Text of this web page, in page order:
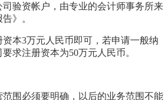
司验资帐户，由专业的会计师事务所来
》。
本3万元人民币即可，若申请一般纳
求注册资本为50万元人民币。
围必须要明确，以后的业务范围不能